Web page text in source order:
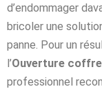
d’endommager
bricoler une
panne. Pour un
l’Ouverture
professionnel